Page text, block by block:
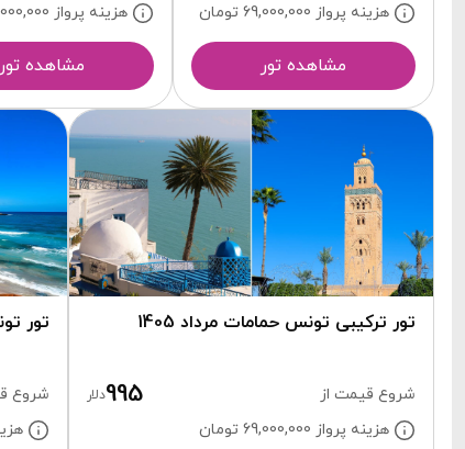
هزینه پرواز 69,000,000 تومان
مشاهده تور
هزینه پرواز 69,000,000
مشاهده تور
تور ترکیبی تونس حمامات مرداد 1405
شروع قیمت از 995دلار
هزینه پرواز 69,000,000 تومان
تور تونس 7 شب و 8
شروع
هزینه